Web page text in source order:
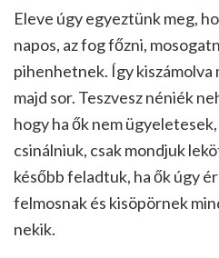
Eleve úgy egyeztünk meg,
napos, az fog főzni,
pihenhetnek. Így kiszámolva
majd sor. Teszvesz néniék
hogy ha ők nem
csinálniuk, csak mondjuk
később feladtuk, ha ők úgy
felmosnak és kisöpörnek
nekik.